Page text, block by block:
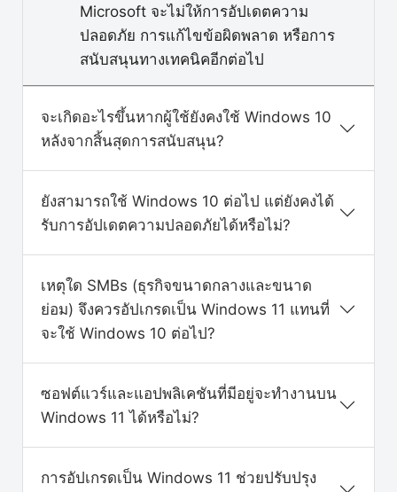
Microsoft จะไม่ให้การอัปเดตความ
ปลอดภัย การแก้ไขข้อผิดพลาด หรือการ
สนับสนุนทางเทคนิคอีกต่อไป
จะเกิดอะไรขึ้นหากผู้ใช้ยังคงใช้ Windows 10
หลังจากสิ้นสุดการสนับสนุน?
ยังสามารถใช้ Windows 10 ต่อไป แต่ยังคงได้
รับการอัปเดตความปลอดภัยได้หรือไม่?
เหตุใด SMBs (ธุรกิจขนาดกลางและขนาด
ย่อม) จึงควรอัปเกรดเป็น Windows 11 แทนที่
จะใช้ Windows 10 ต่อไป?
ซอฟต์แวร์และแอปพลิเคชันที่มีอยู่จะทำงานบน
Windows 11 ได้หรือไม่?
การอัปเกรดเป็น Windows 11 ช่วยปรับปรุง